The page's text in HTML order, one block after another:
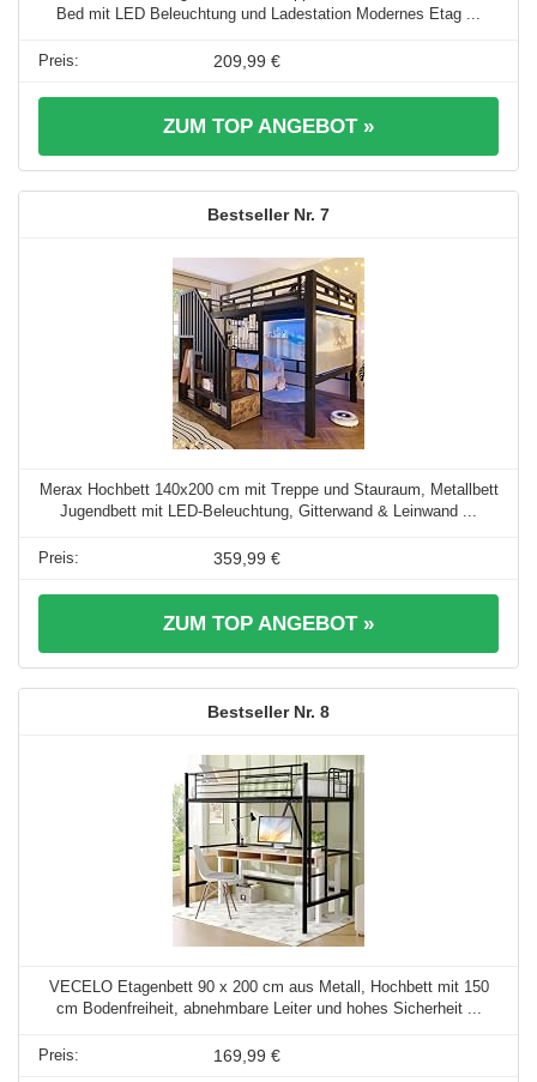
Bed mit LED Beleuchtung und Ladestation Modernes Etag ...
209,99 €
ZUM TOP ANGEBOT »
7
Merax Hochbett 140x200 cm mit Treppe und Stauraum, Metallbett
Jugendbett mit LED-Beleuchtung, Gitterwand & Leinwand ...
359,99 €
ZUM TOP ANGEBOT »
8
VECELO Etagenbett 90 x 200 cm aus Metall, Hochbett mit 150
cm Bodenfreiheit, abnehmbare Leiter und hohes Sicherheit ...
169,99 €